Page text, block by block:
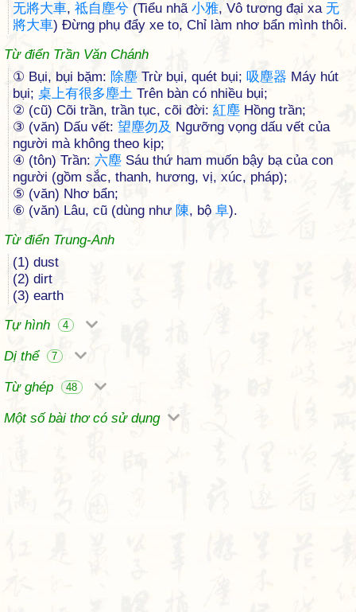
无將大車, 祗自塵兮 (Tiểu nhã 小雅, Vô tương đại xa 无
將大車) Đừng phụ đẩy xe to, Chỉ làm nhơ bẩn mình thôi.
Từ điển Trần Văn Chánh
① Bụi, bụi bặm: 除塵 Trừ bụi, quét bụi; 吸塵器 Máy hút
bụi; 桌上有很多塵土 Trên bàn có nhiều bụi;
② (cũ) Cõi trần, trần tục, cõi đời: 紅塵 Hồng trần;
③ (văn) Dấu vết: 望塵勿及 Ngưỡng vọng dấu vết của
người mà không theo kịp;
④ (tôn) Trần: 六塵 Sáu thứ ham muốn bậy bạ của con
người (gồm sắc, thanh, hương, vị, xúc, pháp);
⑤ (văn) Nhơ bẩn;
⑥ (văn) Lâu, cũ (dùng như 陳, bộ 阜).
Từ điển Trung-Anh
(1) dust
(2) dirt
(3) earth
Tự hình
4
Dị thể 7
Từ ghép 48
Một số bài thơ có sử dụng